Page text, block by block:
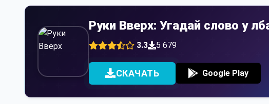
Руки Вверх: Угадай слово у
3.3 5 679
СКАЧАТЬ Google Play